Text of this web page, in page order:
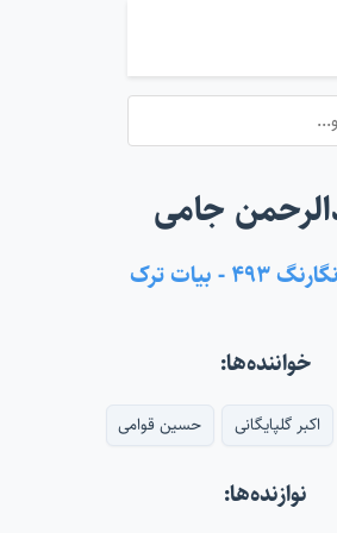
جامی
- بیات ترک
خواننده‌ها:
اکبر گلپایگانی حسین قوامی
نوازنده‌ها: